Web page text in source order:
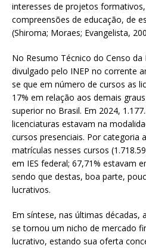
interesses de projetos
compreensões de educação, de
(Shiroma; Moraes; Evangelista,
No Resumo Técnico do Censo da
divulgado pelo INEP no corrente
se que em número de cursos as
17% em relação aos demais
superior no Brasil. Em 2024,
licenciaturas estavam na
cursos presenciais. Por categoria
matrículas nesses cursos
em IES federal; 67,71% estavam
sendo que destas, boa parte,
lucrativos.
Em síntese, nas últimas
se tornou um nicho de mercado
lucrativo, estando sua oferta